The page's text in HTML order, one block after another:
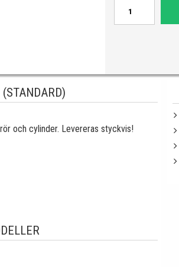
och cylinder. Levereras styckvis!